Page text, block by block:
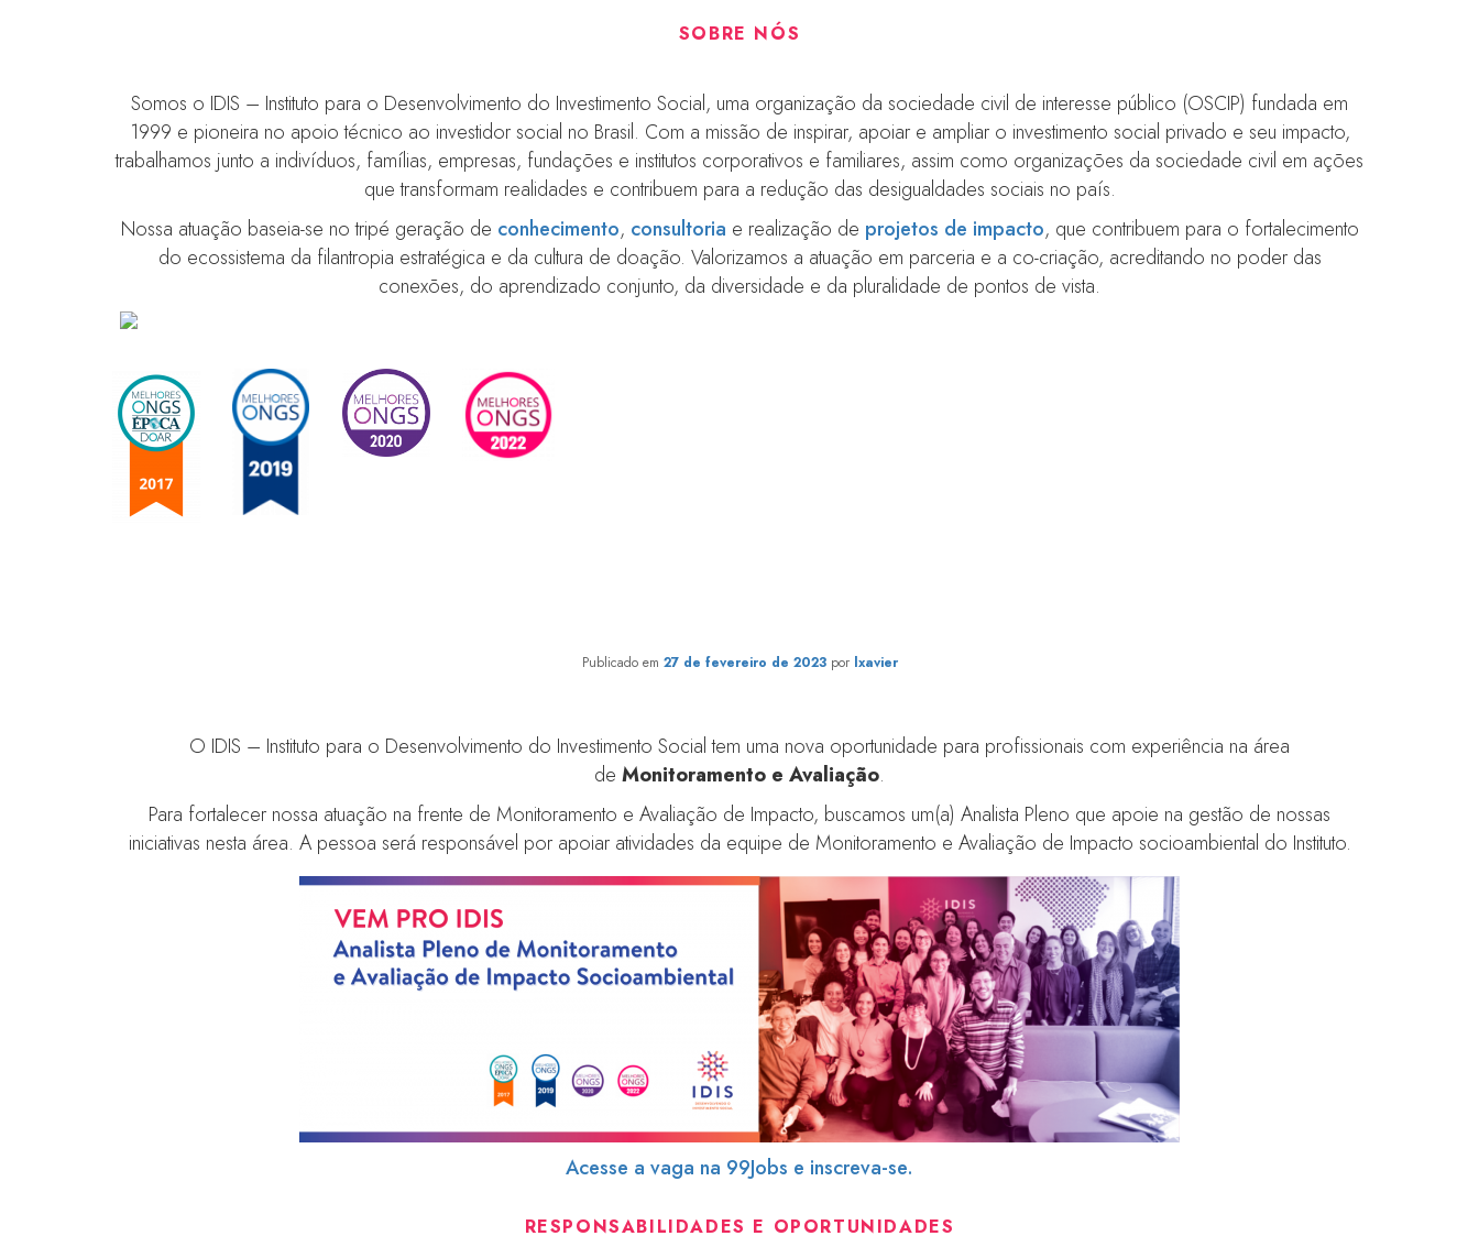
SOBRE NÓS
Somos o IDIS – Instituto para o Desenvolvimento do Investimento Social, uma organização da sociedade civil de interesse público (OSCIP) fundada em
1999 e pioneira no apoio técnico ao investidor social no Brasil. Com a missão de inspirar, apoiar e ampliar o investimento social privado e seu impacto,
trabalhamos junto a indivíduos, famílias, empresas, fundações e institutos corporativos e familiares, assim como organizações da sociedade civil em ações
que transformam realidades e contribuem para a redução das desigualdades sociais no país.
Nossa atuação baseia-se no tripé geração de conhecimento, consultoria e realização de projetos de impacto, que contribuem para o fortalecimento
do ecossistema da filantropia estratégica e da cultura de doação. Valorizamos a atuação em parceria e a co-criação, acreditando no poder das
conexões, do aprendizado conjunto, da diversidade e da pluralidade de pontos de vista.
Publicado em 27 de fevereiro de 2023 por lxavier
O IDIS – Instituto para o Desenvolvimento do Investimento Social tem uma nova oportunidade para profissionais com experiência na área
de Monitoramento e Avaliação.
Para fortalecer nossa atuação na frente de Monitoramento e Avaliação de Impacto, buscamos um(a) Analista Pleno que apoie na gestão de nossas
iniciativas nesta área. A pessoa será responsável por apoiar atividades da equipe de Monitoramento e Avaliação de Impacto socioambiental do Instituto.
Acesse a vaga na 99Jobs e inscreva-se.
RESPONSABILIDADES E OPORTUNIDADES